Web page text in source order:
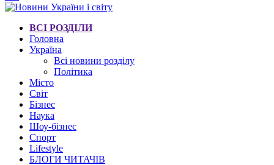
ВСІ РОЗДІЛИ
Головна
Україна
Всі новини розділу
Політика
Місто
Світ
Бізнес
Наука
Шоу-бізнес
Спорт
Lifestyle
БЛОГИ ЧИТАЧІВ